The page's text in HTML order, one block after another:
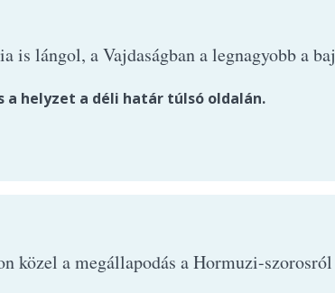
is lángol, a Vajdaságban a legnagyobb a baj
a helyzet a déli határ túlsó oldalán.
közel a megállapodás a Hormuzi-szorosról